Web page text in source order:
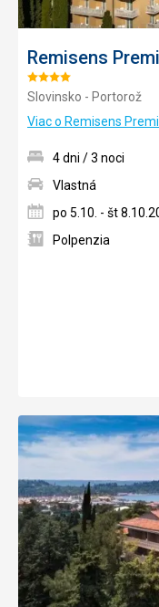
Remisens
Hodnotenie:
4/5
Slovinsko - Portorož
Viac o Remisens
4 dni / 3 noci
Vlastná
po 5.10. - št
Polpenzia